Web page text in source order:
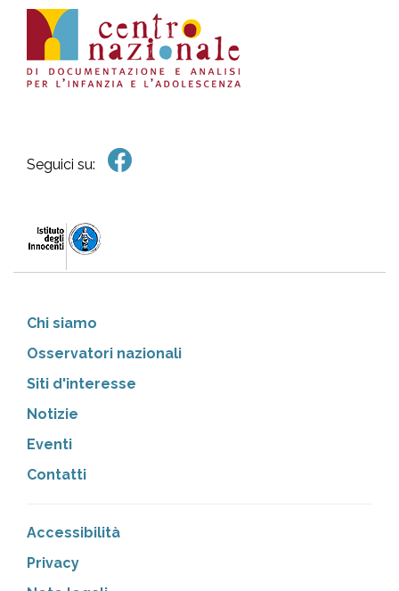
Seguici su:
Chi siamo
Osservatori nazionali
Siti d'interesse
Notizie
Eventi
Contatti
Accessibilità
Privacy